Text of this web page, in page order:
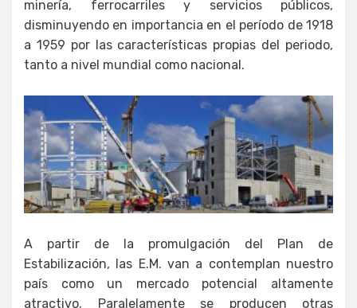
minería, ferrocarriles y servicios públicos,
disminuyendo en importancia en el período de 1918
a 1959 por las características propias del periodo,
tanto a nivel mundial como nacional.
A partir de la promulgación del Plan de
Estabilización, las E.M. van a contemplan nuestro
país como un mercado potencial altamente
atractivo. Paralelamente se producen otras